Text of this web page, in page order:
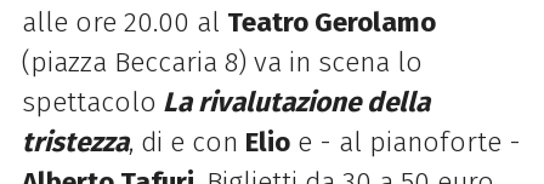
alle ore 20.00 al Teatro Gerolamo
(piazza Beccaria 8) va in scena lo
spettacolo La rivalutazione della
tristezza, di e con Elioe - al pianoforte -